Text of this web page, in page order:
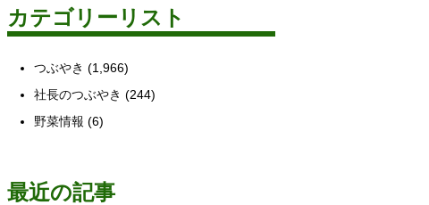
カテゴリーリスト
つぶやき (1,966)
社長のつぶやき (244)
野菜情報 (6)
最近の記事